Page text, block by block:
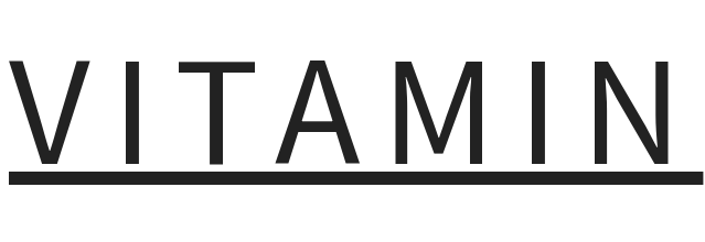
VITAMIN